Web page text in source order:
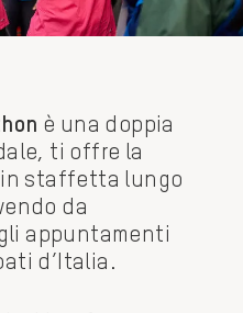
è una doppia
ti offre la
staffetta lungo
da
appuntamenti
d’Italia.